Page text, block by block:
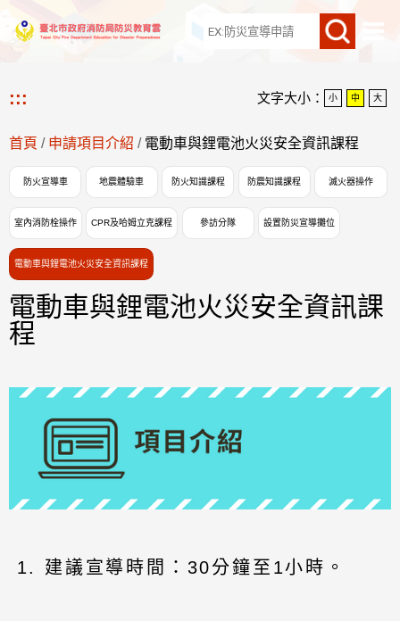
網站導覽
::: 文字大小： 小 中 大
首頁 / 申請項目介紹 / 電動車與鋰電池火災安全資訊課程
防火宣導車 地震體驗車 防火知識課程 防震知識課程 滅火器操作
室內消防栓操作 CPR及哈姆立克課程 參訪分隊 設置防災宣導攤位
電動車與鋰電池火災安全資訊課程
電動車與鋰電池火災安全資訊課
程
建議宣導時間：30分鐘至1小時。